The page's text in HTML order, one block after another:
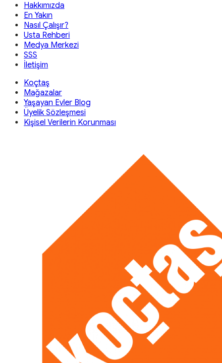
Hakkımızda
En Yakın
Nasıl Çalışır?
Usta Rehberi
Medya Merkezi
SSS
İletişim
Koçtaş
Mağazalar
Yaşayan Evler Blog
Üyelik Sözleşmesi
Kişisel Verilerin Korunması